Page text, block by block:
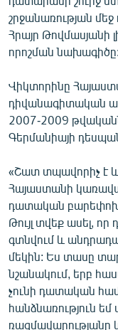
English
Русский
«Ազատության»
շրջանառության
Հրայր Թովմասյանի
որոշման նախագիծը:
Վիկտորինը
դիվանագիտական
2007-2009
Գերմանիայի
«Շատ տպավորիչ է և
Հայաստանի
դատական
Թույլ տվեք ասել,
գտնվում և
մեկին: Ես տասը
նշանակում, երբ
չունի դատական
հանձնառություն
ռազմավարությանը